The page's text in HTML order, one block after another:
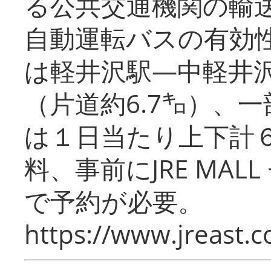
自動運転バスの有効
は軽井沢駅―中軽井
（片道約6.7㌔）、
は１日当たり上下計
料、事前にJRE
で予約が必要。
https://